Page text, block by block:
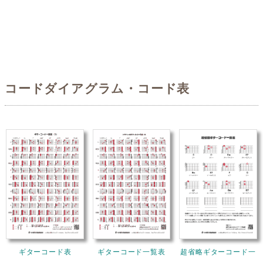
コードダイアグラム・コード表
ギターコード表
ギターコード一覧表
超省略ギターコード一